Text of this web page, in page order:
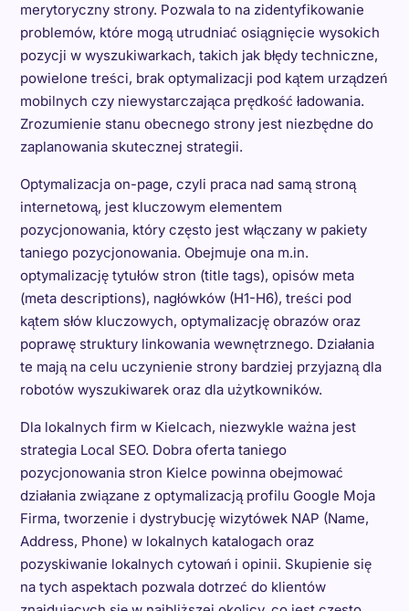
merytoryczny strony. Pozwala to na zidentyfikowanie
problemów, które mogą utrudniać osiągnięcie wysokich
pozycji w wyszukiwarkach, takich jak błędy techniczne,
powielone treści, brak optymalizacji pod kątem urządzeń
mobilnych czy niewystarczająca prędkość ładowania.
Zrozumienie stanu obecnego strony jest niezbędne do
zaplanowania skutecznej strategii.
Optymalizacja on-page, czyli praca nad samą stroną
internetową, jest kluczowym elementem
pozycjonowania, który często jest włączany w pakiety
taniego pozycjonowania. Obejmuje ona m.in.
optymalizację tytułów stron (title tags), opisów meta
(meta descriptions), nagłówków (H1-H6), treści pod
kątem słów kluczowych, optymalizację obrazów oraz
poprawę struktury linkowania wewnętrznego. Działania
te mają na celu uczynienie strony bardziej przyjazną dla
robotów wyszukiwarek oraz dla użytkowników.
Dla lokalnych firm w Kielcach, niezwykle ważna jest
strategia Local SEO. Dobra oferta taniego
pozycjonowania stron Kielce powinna obejmować
działania związane z optymalizacją profilu Google Moja
Firma, tworzenie i dystrybucję wizytówek NAP (Name,
Address, Phone) w lokalnych katalogach oraz
pozyskiwanie lokalnych cytowań i opinii. Skupienie się
na tych aspektach pozwala dotrzeć do klientów